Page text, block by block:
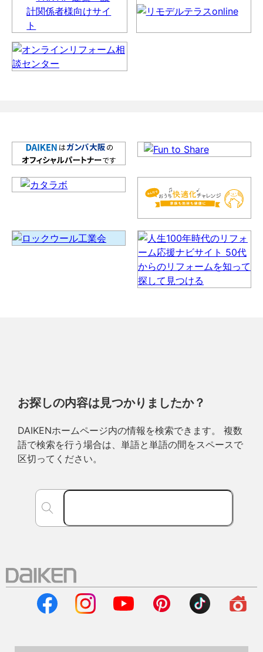
お探しの内容は見つかりましたか？
DAIKENホームページ内の情報を検索できます。 複数
語で検索を行う場合は、単語と単語の間をスペースで
区切ってください。